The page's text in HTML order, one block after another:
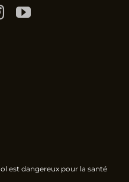
est dangereux pour la santé